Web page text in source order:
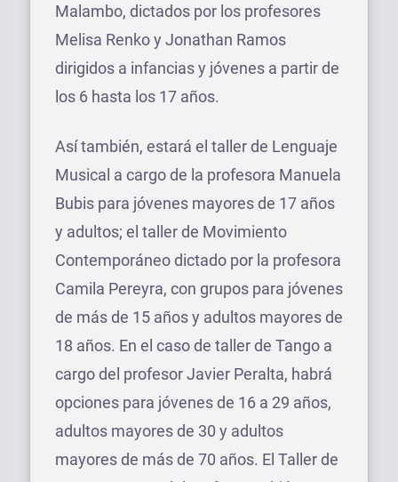
Malambo, dictados por los profesores
Melisa Renko y Jonathan Ramos
dirigidos a infancias y jóvenes a partir de
los 6 hasta los 17 años.
Así también, estará el taller de Lenguaje
Musical a cargo de la profesora Manuela
Bubis para jóvenes mayores de 17 años
y adultos; el taller de Movimiento
Contemporáneo dictado por la profesora
Camila Pereyra, con grupos para jóvenes
de más de 15 años y adultos mayores de
18 años. En el caso de taller de Tango a
cargo del profesor Javier Peralta, habrá
opciones para jóvenes de 16 a 29 años,
adultos mayores de 30 y adultos
mayores de más de 70 años. El Taller de